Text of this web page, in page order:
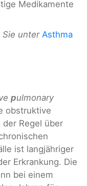
Medikamente
Sie unter Asthma
pulmonary
obstruktive
Regel über
ist langjähriger
Erkrankung. Die
bei einem